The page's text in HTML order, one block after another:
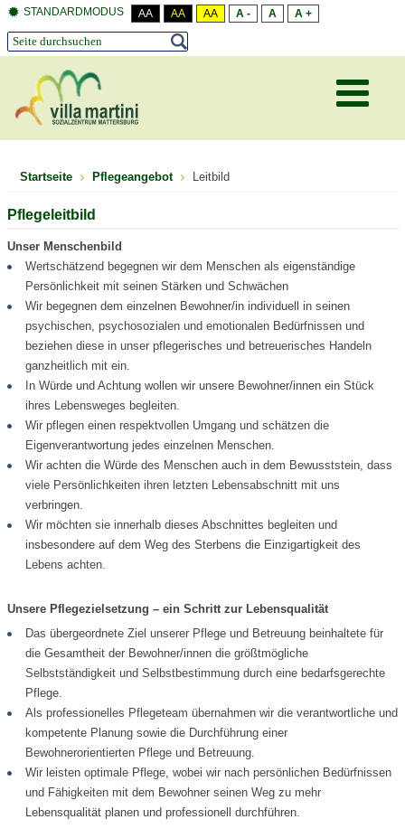
STANDARDMODUS AA AA AA A - A A +
Startseite Pflegeangebot Leitbild
Pflegeleitbild
Unser Menschenbild
Wertschätzend begegnen wir dem Menschen als eigenständige
Persönlichkeit mit seinen Stärken und Schwächen
Wir begegnen dem einzelnen Bewohner/in individuell in seinen
psychischen, psychosozialen und emotionalen Bedürfnissen und
beziehen diese in unser pflegerisches und betreuerisches Handeln
ganzheitlich mit ein.
In Würde und Achtung wollen wir unsere Bewohner/innen ein Stück
ihres Lebensweges begleiten.
Wir pflegen einen respektvollen Umgang und schätzen die
Eigenverantwortung jedes einzelnen Menschen.
Wir achten die Würde des Menschen auch in dem Bewusststein, dass
viele Persönlichkeiten ihren letzten Lebensabschnitt mit uns
verbringen.
Wir möchten sie innerhalb dieses Abschnittes begleiten und
insbesondere auf dem Weg des Sterbens die Einzigartigkeit des
Lebens achten.
Unsere Pflegezielsetzung – ein Schritt zur Lebensqualität
Das übergeordnete Ziel unserer Pflege und Betreuung beinhaltete für
die Gesamtheit der Bewohner/innen die größtmögliche
Selbstständigkeit und Selbstbestimmung durch eine bedarfsgerechte
Pflege.
Als professionelles Pflegeteam übernahmen wir die verantwortliche und
kompetente Planung sowie die Durchführung einer
Bewohnerorientierten Pflege und Betreuung.
Wir leisten optimale Pflege, wobei wir nach persönlichen Bedürfnissen
und Fähigkeiten mit dem Bewohner seinen Weg zu mehr
Lebensqualität planen und professionell durchführen.